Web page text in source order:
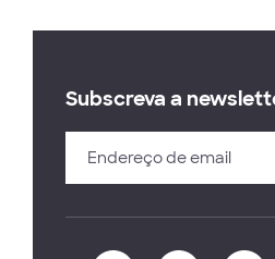
Subscreva a